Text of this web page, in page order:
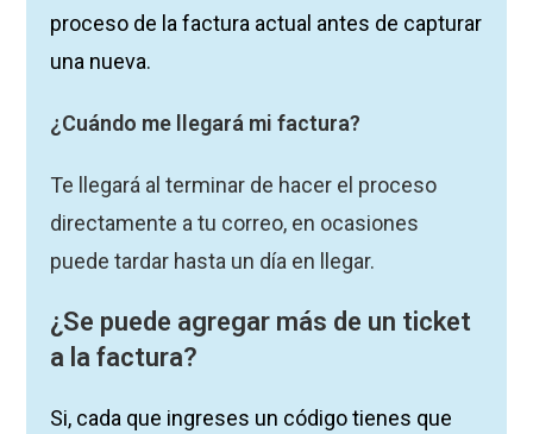
proceso de la factura actual antes de capturar
una nueva.
¿Cuándo me llegará mi factura?
Te llegará al terminar de hacer el proceso
directamente a tu correo, en ocasiones
puede tardar hasta un día en llegar.
¿Se puede agregar más de un ticket
a la factura?
Si, cada que ingreses un código tienes que